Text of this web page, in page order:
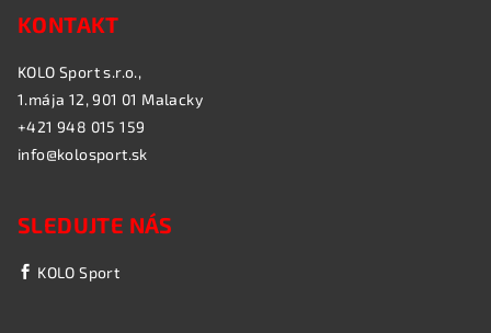
KONTAKT
KOLO Sport s.r.o.,
1.mája 12, 901 01 Malacky
+421 948 015 159
info@kolosport.sk
SLEDUJTE NÁS
KOLO Sport